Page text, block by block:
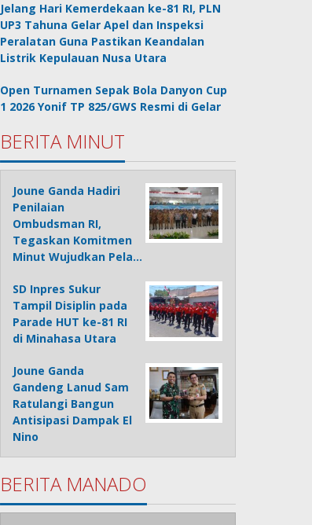
Jelang Hari Kemerdekaan ke-81 RI, PLN
UP3 Tahuna Gelar Apel dan Inspeksi
Peralatan Guna Pastikan Keandalan
Listrik Kepulauan Nusa Utara
Open Turnamen Sepak Bola Danyon Cup
1 2026 Yonif TP 825/GWS Resmi di Gelar
BERITA MINUT
Joune Ganda Hadiri
Penilaian
Ombudsman RI,
Tegaskan Komitmen
Minut Wujudkan Pela…
SD Inpres Sukur
Tampil Disiplin pada
Parade HUT ke-81 RI
di Minahasa Utara
Joune Ganda
Gandeng Lanud Sam
Ratulangi Bangun
Antisipasi Dampak El
Nino
BERITA MANADO